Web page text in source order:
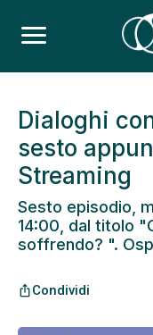
Dialoghi
sesto
Streaming
Sesto episodio,
14:00, dal titolo
soffrendo? ".
ios_shareCondividi